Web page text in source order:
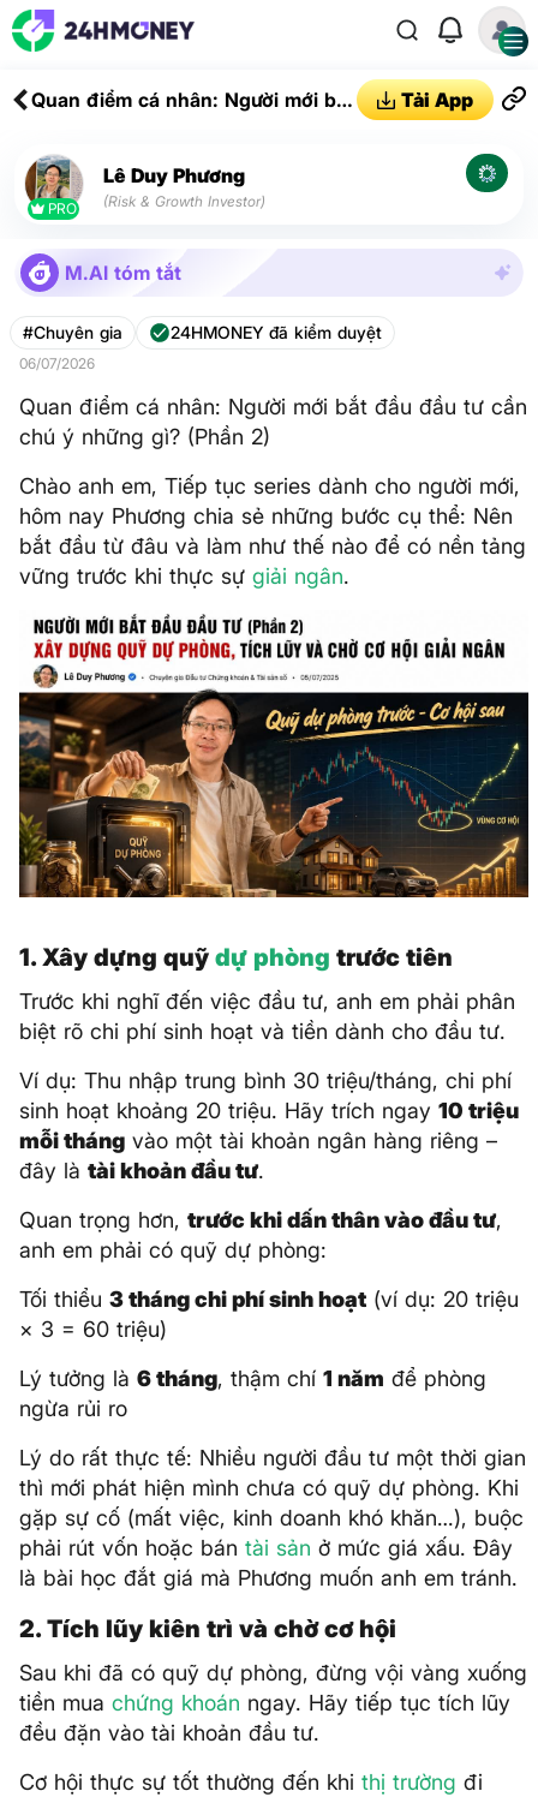
Quan điểm cá nhân: Người mới bắt
(Phần 2)
Tải App
PRO
Lê Duy Phương
(Risk & Growth Investor)
M.AI tóm tắt
#Chuyên gia 24HMONEY đã kiểm duyệt
06/07/2026
Quan điểm cá nhân: Người mới bắt đầu đầu tư cần
chú ý những gì? (Phần 2)
Chào anh em, Tiếp tục series dành cho người mới,
hôm nay Phương chia sẻ những bước cụ thể: Nên
bắt đầu từ đâu và làm như thế nào để có nền tảng
vững trước khi thực sự giải ngân.
1. Xây dựng quỹ dự phòng trước tiên
Trước khi nghĩ đến việc đầu tư, anh em phải phân
biệt rõ chi phí sinh hoạt và tiền dành cho đầu tư.
Ví dụ: Thu nhập trung bình 30 triệu/tháng, chi phí
sinh hoạt khoảng 20 triệu. Hãy trích ngay 10 triệu
mỗi tháng vào một tài khoản ngân hàng riêng –
đây là tài khoản đầu tư.
Quan trọng hơn, trước khi dấn thân vào đầu tư,
anh em phải có quỹ dự phòng:
Tối thiểu 3 tháng chi phí sinh hoạt (ví dụ: 20 triệu
× 3 = 60 triệu)
Lý tưởng là 6 tháng, thậm chí 1 năm để phòng
ngừa rủi ro
Lý do rất thực tế: Nhiều người đầu tư một thời gian
thì mới phát hiện mình chưa có quỹ dự phòng. Khi
gặp sự cố (mất việc, kinh doanh khó khăn…), buộc
phải rút vốn hoặc bán tài sản ở mức giá xấu. Đây
là bài học đắt giá mà Phương muốn anh em tránh.
2. Tích lũy kiên trì và chờ cơ hội
Sau khi đã có quỹ dự phòng, đừng vội vàng xuống
tiền mua chứng khoán ngay. Hãy tiếp tục tích lũy
đều đặn vào tài khoản đầu tư.
Cơ hội thực sự tốt thường đến khi thị trường đi